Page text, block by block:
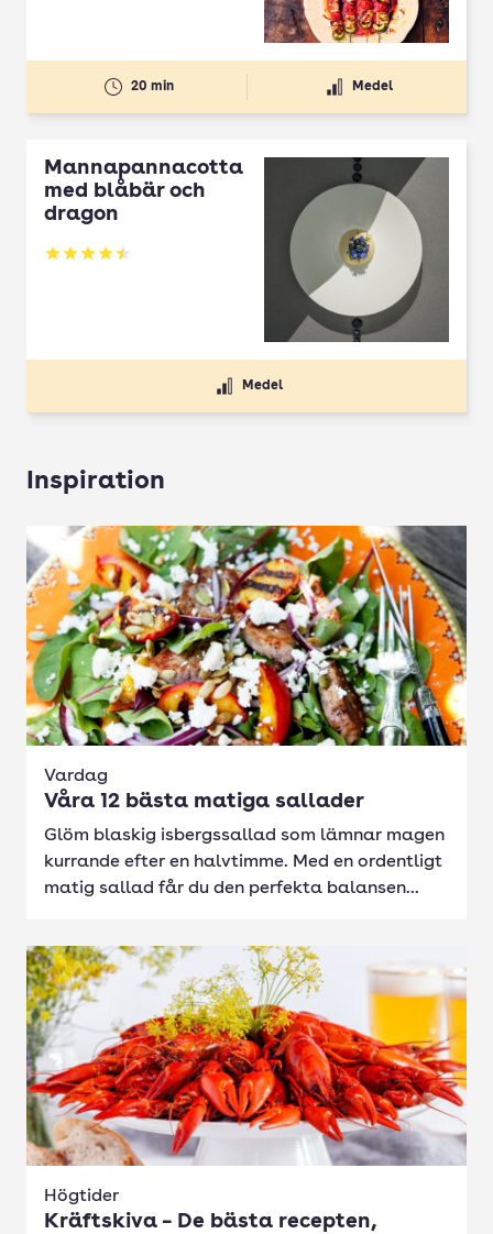
20 min Medel
Mannapannacotta
med blåbär och
dragon
Betyg: 4.5 av 5
Medel
Inspiration
Vardag
Våra 12 bästa matiga sallader
Glöm blaskig isbergssallad som lämnar magen
kurrande efter en halvtimme. Med en ordentligt
matig sallad får du den perfekta balansen...
Högtider
Kräftskiva – De bästa recepten,